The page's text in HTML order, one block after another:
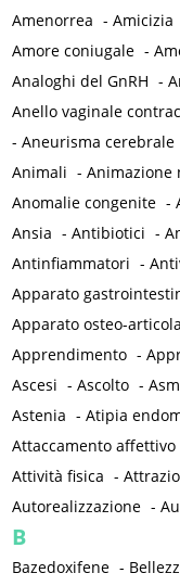
Amenorrea -Amicizia
Amore coniugale -
Analoghi del GnRH -
Anello vaginale
-Aneurisma cerebrale
Animali -Animazione
Anomalie congenite -
Ansia -Antibiotici -
Antinfiammatori -
Apparato
Apparato osteo-
Apprendimento -
Ascesi -Ascolto -
Astenia -Atipia
Attaccamento affettivo
Attività fisica -
Autorealizzazione -
B
Bazedoxifene -